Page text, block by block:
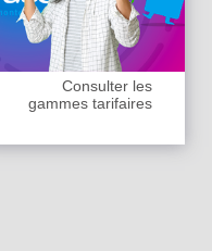
Consulter les
gammes tarifaires